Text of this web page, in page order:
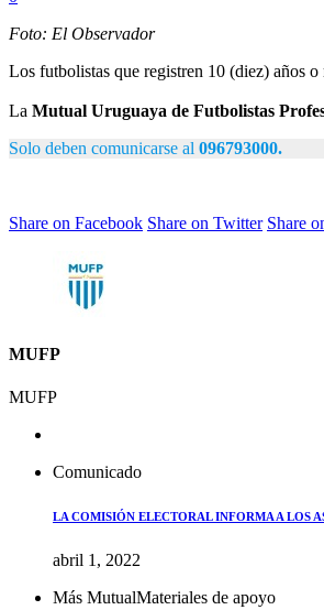
Foto: El Observador
Los futbolistas que registren 10 (diez) años
La Mutual Uruguaya de Futbolistas
Solo deben comunicarse al 096793000.
Share on Facebook Share on Twitter Share
MUFP
MUFP
Comunicado
LA COMISIÓN ELECTORAL INFORMA A LOS
abril 1, 2022
Más MutualMateriales de apoyo